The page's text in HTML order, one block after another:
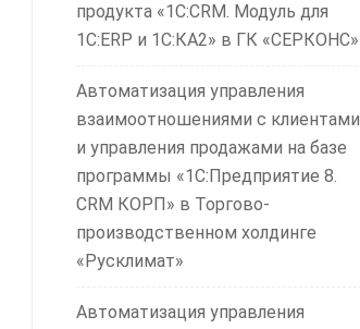
продукта «1С:CRM. Модуль для
1С:ERP и 1С:КА2» в ГК «СЕРКОНС»
Автоматизация управления
взаимоотношениями с клиентами
и управления продажами на базе
программы «1С:Предприятие 8.
CRM КОРП» в Торгово-
производственном холдинге
«Русклимат»
Автоматизация управления